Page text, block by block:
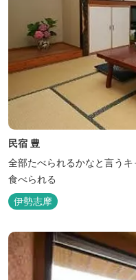
民宿 豊
全部たべられるかなと言う
食べられる
伊勢志摩